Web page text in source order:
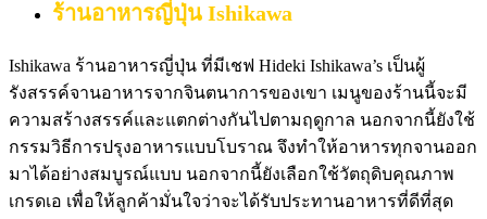
ร้านอาหารญี่ปุ่น Ishikawa
Ishikawa ร้านอาหารญี่ปุ่น ที่มีเชฟ Hideki Ishikawa’s เป็นผู้
รังสรรค์จานอาหารจากจินตนาการของเขา เมนูของร้านนี้จะมี
ความสร้างสรรค์และแตกต่างกันไปตามฤดูกาล นอกจากนี้ยังใช้
กรรมวิธีการปรุงอาหารแบบโบราณ จึงทำให้อาหารทุกจานออก
มาได้อย่างสมบูรณ์แบบ นอกจากนี้ยังเลือกใช้วัตถุดิบคุณภาพ
เกรดเอ เพื่อให้ลูกค้ามั่นใจว่าจะได้รับประทานอาหารที่ดีที่สุด